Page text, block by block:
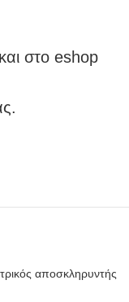
στο eshop